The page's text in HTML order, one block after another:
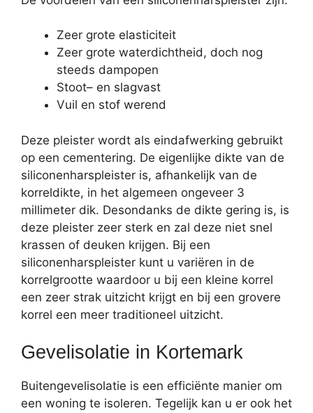
Zeer grote elasticiteit
Zeer grote waterdichtheid, doch nog
steeds dampopen
Stoot– en slagvast
Vuil en stof werend
Deze pleister wordt als eindafwerking gebruikt
op een cementering. De eigenlijke dikte van de
siliconenharspleister is, afhankelijk van de
korreldikte, in het algemeen ongeveer 3
millimeter dik. Desondanks de dikte gering is, is
deze pleister zeer sterk en zal deze niet snel
krassen of deuken krijgen. Bij een
siliconenharspleister kunt u variëren in de
korrelgrootte waardoor u bij een kleine korrel
een zeer strak uitzicht krijgt en bij een grovere
korrel een meer traditioneel uitzicht.
Gevelisolatie in Kortemark
Buitengevelisolatie is een efficiënte manier om
een woning te isoleren. Tegelijk kan u er ook het